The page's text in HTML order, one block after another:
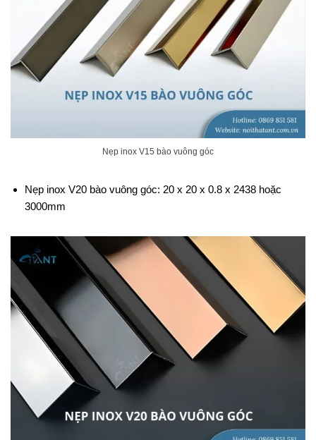
Nẹp inox V15 bào vuông góc
Nẹp inox V20 bào vuông góc: 20 x 20 x 0.8 x 2438 hoặc
3000mm